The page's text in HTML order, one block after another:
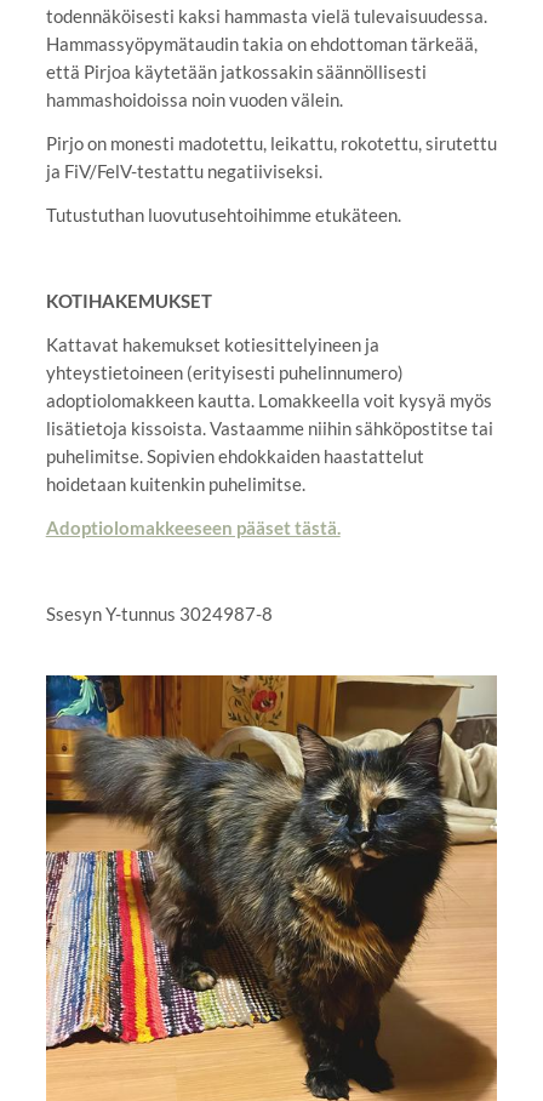
todennäköisesti kaksi hammasta vielä tulevaisuudessa.
Hammassyöpymätaudin takia on ehdottoman tärkeää,
että Pirjoa käytetään jatkossakin säännöllisesti
hammashoidoissa noin vuoden välein.
Pirjo on monesti madotettu, leikattu, rokotettu, sirutettu
ja FiV/FelV-testattu negatiiviseksi.
Tutustuthan luovutusehtoihimme etukäteen.
KOTIHAKEMUKSET
Kattavat hakemukset kotiesittelyineen ja
yhteystietoineen (erityisesti puhelinnumero)
adoptiolomakkeen kautta. Lomakkeella voit kysyä myös
lisätietoja kissoista. Vastaamme niihin sähköpostitse tai
puhelimitse. Sopivien ehdokkaiden haastattelut
hoidetaan kuitenkin puhelimitse.
Adoptiolomakkeeseen pääset tästä.
Ssesyn Y-tunnus 3024987-8